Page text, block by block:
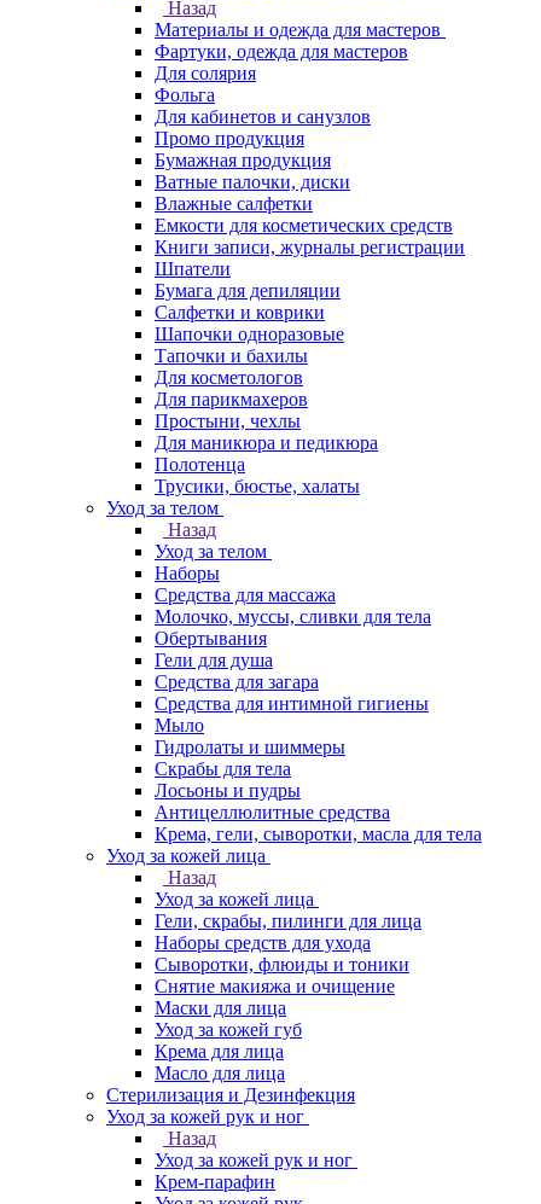
Назад
Материалы и одежда для мастеров
Фартуки, одежда для мастеров
Для солярия
Фольга
Для кабинетов и санузлов
Промо продукция
Бумажная продукция
Ватные палочки, диски
Влажные салфетки
Емкости для косметических средств
Книги записи, журналы регистрации
Шпатели
Бумага для депиляции
Салфетки и коврики
Шапочки одноразовые
Тапочки и бахилы
Для косметологов
Для парикмахеров
Простыни, чехлы
Для маникюра и педикюра
Полотенца
Трусики, бюстье, халаты
Уход за телом
Назад
Уход за телом
Наборы
Средства для массажа
Молочко, муссы, сливки для тела
Обертывания
Гели для душа
Средства для загара
Средства для интимной гигиены
Мыло
Гидролаты и шиммеры
Скрабы для тела
Лосьоны и пудры
Антицеллюлитные средства
Крема, гели, сыворотки, масла для тела
Уход за кожей лица
Назад
Уход за кожей лица
Гели, скрабы, пилинги для лица
Наборы средств для ухода
Сыворотки, флюиды и тоники
Снятие макияжа и очищение
Маски для лица
Уход за кожей губ
Крема для лица
Масло для лица
Стерилизация и Дезинфекция
Уход за кожей рук и ног
Назад
Уход за кожей рук и ног
Крем-парафин